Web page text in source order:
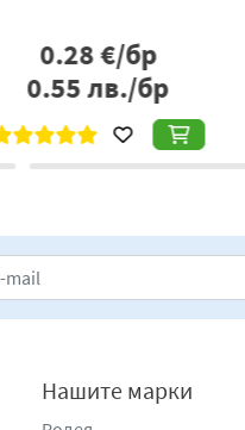
0.37
0.72
Нашите марки